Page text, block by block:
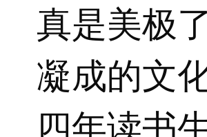
真是美极
凝成的文
四年读书